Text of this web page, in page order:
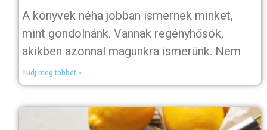
A könyvek néha jobban ismernek minket,
mint gondolnánk. Vannak regényhősök,
akikben azonnal magunkra ismerünk. Nem
Tudj meg többet »